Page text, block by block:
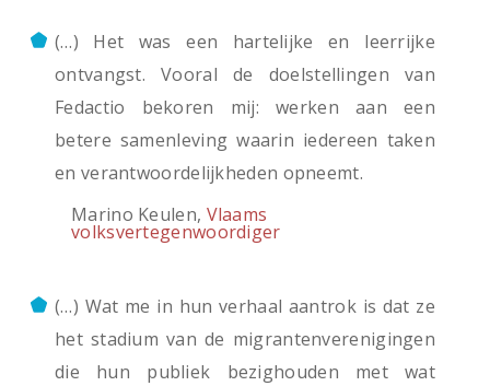
(…) Het was een hartelijke en leerrijke
ontvangst. Vooral de doelstellingen van
Fedactio bekoren mij: werken aan een
betere samenleving waarin iedereen taken
en verantwoordelijkheden opneemt.
Marino Keulen, Vlaams
volksvertegenwoordiger
(…) Wat me in hun verhaal aantrok is dat ze
het stadium van de migrantenverenigingen
die hun publiek bezighouden met wat